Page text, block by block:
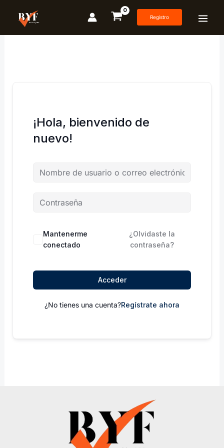
contenido
Registro
¡Hola, bienvenido de
nuevo!
Mantenerme
conectado
¿Olvidaste la
contraseña?
Acceder
¿No tienes una cuenta?Regístrate ahora